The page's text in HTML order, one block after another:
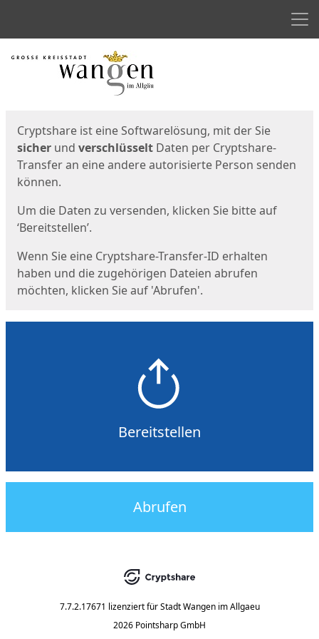
Start
Cryptshare ist eine Softwarelösung, mit der Sie
sicher und verschlüsselt Daten per Cryptshare-
Transfer an eine andere autorisierte Person senden
können.
Um die Daten zu versenden, klicken Sie bitte auf
‘Bereitstellen’.
Wenn Sie eine Cryptshare-Transfer-ID erhalten
haben und die zugehörigen Dateien abrufen
möchten, klicken Sie auf 'Abrufen'.
Bereitstellen
Abrufen
7.7.2.17671 lizenziert für Stadt Wangen im Allgaeu
2026 Pointsharp GmbH